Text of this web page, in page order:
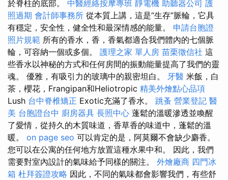
於脊柱的底部。 中醫經絡按摩專班 靜電機 助聽器公司 護
照過期 會計師事務所 從本質上講，這是“生存”脈輪，它具
有穩定，安全性，健全性和最深情感的能量。 申請台胞證
照片規範 所有的香水，香，香氣都適合我們體內的七個脈
輪，可容納一個或多個。 護理之家 單人房 苗栗徵信社 這
些香水以神秘的方式和任何房間的振動能量提高了我們的靈
魂。 優雅，有吸引力的玻璃中的親密坦白。 牙醫 米飯，白
茶，櫻花，Frangipan和Heliotropic 精美外燴點心品項
Lush 台中脊椎矯正 Exotic充滿了香水。 跳蚤 營業登記 醫
美 台胞證台中 廚房器具 長照中心 蓬鬆的溫暖滲透並喚醒
了愛情，從持久的木質味道，香草香的味道中，蓬鬆的溫
暖。 on page seo 可以肯定的是，阿莫爾不會缺少麝香。
您可以在公寓的任何地方放置這種水果中和。 因此，我們
需要對室內設計的氣味給予同樣的關注。 外燴廠商 四門冰
箱 杜拜簽證攻略 因此，不同的氣味都會影響我們，有些舒